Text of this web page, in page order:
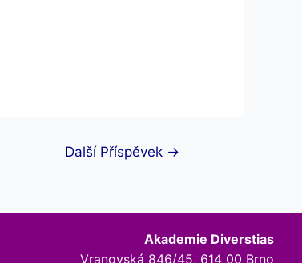
Další Příspěvek →
Akademie Diverstias
Vranovská 846/45, 614 00 Brno